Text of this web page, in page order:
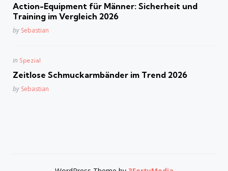
Action-Equipment für Männer: Sicherheit und
Training im Vergleich 2026
Posted
by Sebastian
Posted
in Spezial
Zeitlose Schmuckarmbänder im Trend 2026
Posted
by Sebastian